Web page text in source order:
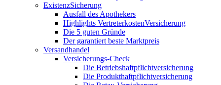
ExistenzSicherung
Ausfall des Apothekers
Highlights VertreterkostenVersicherung
Die 5 guten Gründe
Der garantiert beste Marktpreis
Versandhandel
Versicherungs-Check
Die Betriebshaftpflichtversicherung
Die Produkthaftpflichtversicherung